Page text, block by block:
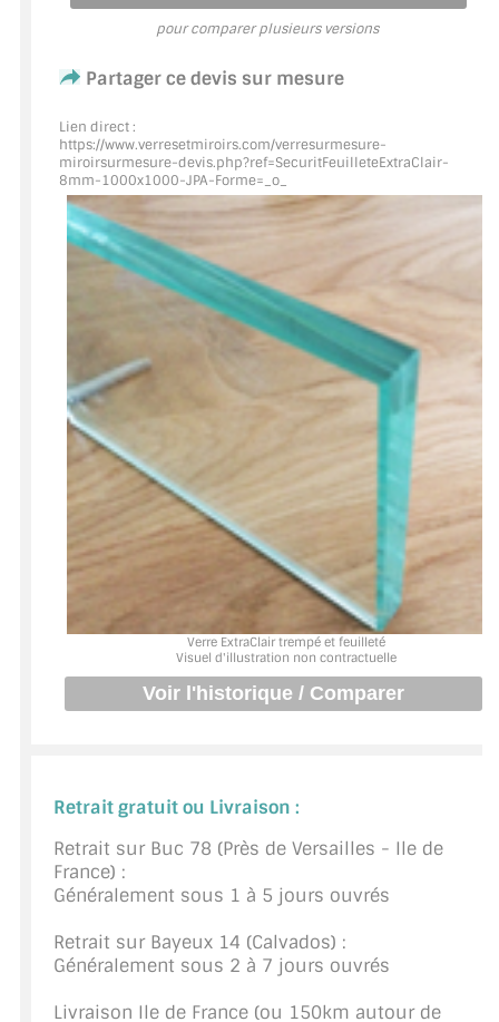
VERRE
LES FIXATIONS POUR MIROIR
LES PROFILS PAROI DE VERRE
VITRINE EN VERRE
CONNECTEURS ET ASSEMBLAGE DE VERRES
PLATS ET CORNIÈRES
LES CHARNIÈRES DE PORTE EN VERRE
BOUTONS ET POIGNÉES
BARRES DE STABILISATION
JOINTS D'ÉTANCHÉITÉS
FIXATION GARDES CORPS
SYSTÈMES PIVOTANTS
SYSTÈMES COULISSANTS
EXEMPLES, RÉALISATIONS, INSPIRATIONS
COMMENT COUPER DU VERRE ?
pour comparer plusieurs versions
Partager ce devis sur mesure
Lien direct :
https://www.verresetmiroirs.com/verresurmesure-
miroirsurmesure-devis.php?ref=SecuritFeuilleteExtraClair-
8mm-1000x1000-JPA-Forme=_o_
Verre ExtraClair trempé et feuilleté
Visuel d'illustration non contractuelle
Retrait gratuit ou Livraison :
Retrait sur Buc 78 (Près de Versailles - Ile de
France) :
Généralement sous 1 à 5 jours ouvrés
Retrait sur Bayeux 14 (Calvados) :
Généralement sous 2 à 7 jours ouvrés
Livraison Ile de France (ou 150km autour de